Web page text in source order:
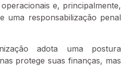
e, principalmente,
uma responsabilização penal
adota uma postura
protege suas finanças, mas